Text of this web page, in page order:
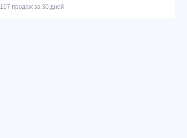
107 продаж за 30 дней